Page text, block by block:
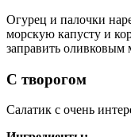
Огурец и палочки
морскую капусту и
заправить
С творогом
Салатик с очень